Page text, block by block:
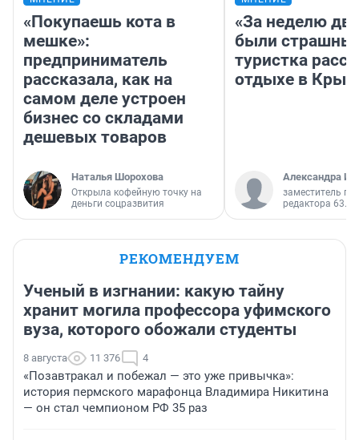
«Покупаешь кота в
мешке»:
предприниматель
рассказала, как на
самом деле устроен
бизнес со складами
дешевых товаров
Наталья Шорохова
Открыла кофейную точку на
деньги соцразвития
«За неделю
были
туристка
отдыхе в
Александра
заместитель
редактора 63.RU
РЕКОМЕНДУЕМ
Ученый в изгнании: какую тайну
хранит могила профессора уфимского
вуза, которого обожали студенты
8 августа 11 376 4
«Позавтракал и побежал — это уже привычка»:
история пермского марафонца Владимира Никитина
— он стал чемпионом РФ 35 раз